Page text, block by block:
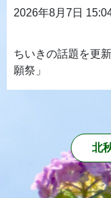
【応募型プロポー
2026年01月19日
【育成就労制度の
ミナーが開催され
2026年8月7日
ちいきの話題を更
願祭」
北